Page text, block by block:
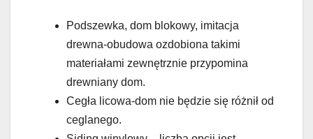
Podszewka, dom blokowy, imitacja
drewna-obudowa ozdobiona takimi
materiałami zewnętrznie przypomina
drewniany dom.
Cegła licowa-dom nie będzie się różnił od
ceglanego.